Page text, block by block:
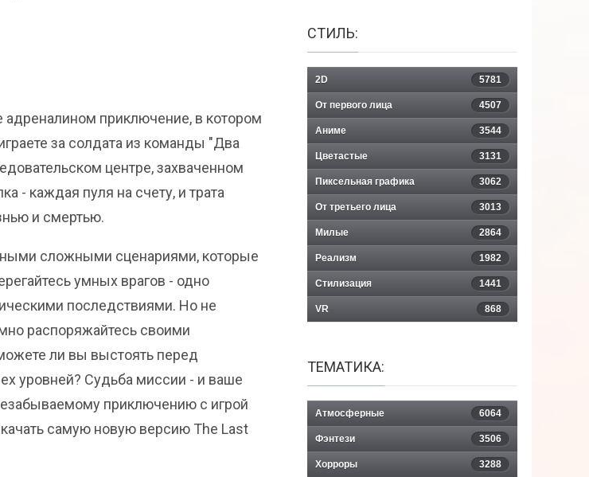
адреналином приключение, в котором
за солдата из команды "Два
центре, захваченном
- каждая пуля на счету, и трата
и смертью.
сложными сценариями, которые
умных врагов - одно
последствиями. Но не
распоряжайтесь своими
ли вы выстоять перед
уровней? Судьба миссии - и ваше
приключению с игрой
самую новую версию The Last
СТИЛЬ:
2D 5781
От первого лица 4507
Аниме 3544
Цветастые 3131
Пиксельная графика 3062
От третьего лица 3013
Милые 2864
Реализм 1982
Стилизация 1441
VR 868
ТЕМАТИКА:
Атмосферные 6064
Фэнтези 3506
Хорроры 3288